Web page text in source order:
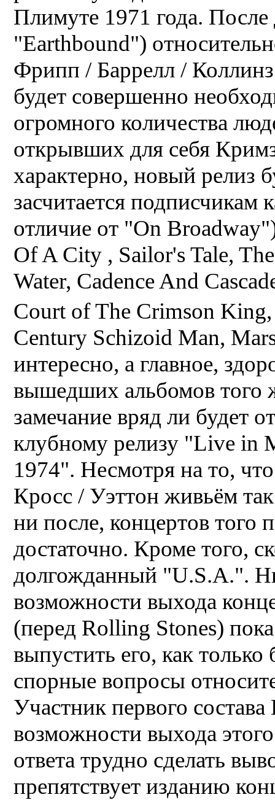
Плимуте 1971 года. После
"Earthbound")
Фрипп / Баррелл /
будет совершенно
огромного количества
открывших для себя
характерно, новый релиз
засчитается подписчикам
отличие от "On
Of A City , Sailor's Tale,
Water, Cadence And
Court of The Crimson
Century Schizoid Man,
интересно, а главное,
вышедших альбомов того
замечание вряд ли будет
клубному релизу "Live in
1974". Несмотря на то,
Кросс / Уэттон живьём
ни после, концертов
достаточно. Кроме того,
долгожданный "U.S.A.".
возможности выхода
(перед Rolling Stones)
выпустить его, как
спорные вопросы
Участник первого
возможности выхода
ответа трудно сделать
препятствует изданию